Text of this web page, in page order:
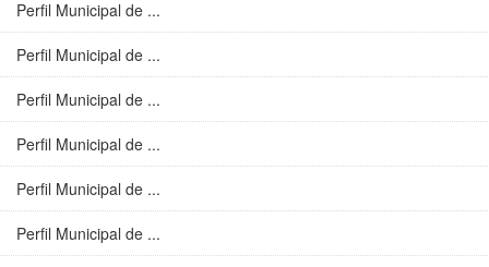
Perfil Municipal de ...
Perfil Municipal de ...
Perfil Municipal de ...
Perfil Municipal de ...
Perfil Municipal de ...
Perfil Municipal de ...